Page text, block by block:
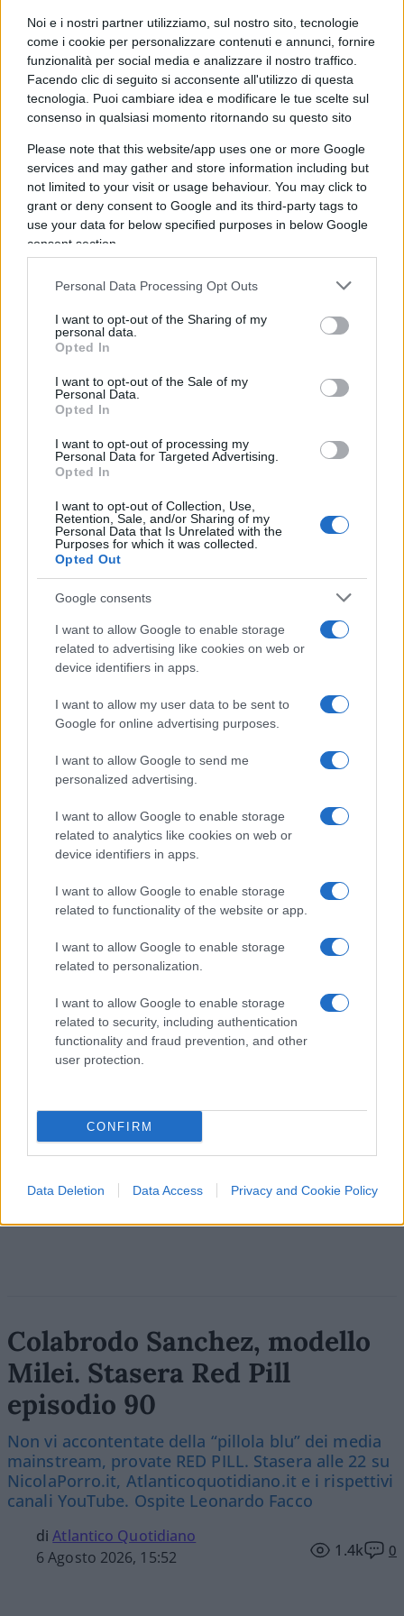
Noi e i nostri partner utilizziamo, sul nostro sito, tecnologie
come i cookie per personalizzare contenuti e annunci, fornire
funzionalità per social media e analizzare il nostro traffico.
Facendo clic di seguito si acconsente all'utilizzo di questa
tecnologia. Puoi cambiare idea e modificare le tue scelte sul
consenso in qualsiasi momento ritornando su questo sito
Please note that this website/app uses one or more Google
services and may gather and store information including but
not limited to your visit or usage behaviour. You may click to
grant or deny consent to Google and its third-party tags to
use your data for below specified purposes in below Google
consent section.
Personal Data Processing Opt Outs
I want to opt-out of the Sharing of my
personal data.
Opted In
I want to opt-out of the Sale of my
Personal Data.
Opted In
I want to opt-out of processing my
Personal Data for Targeted Advertising.
Opted In
I want to opt-out of Collection, Use,
Retention, Sale, and/or Sharing of my
Personal Data that Is Unrelated with the
Purposes for which it was collected.
Opted Out
Google consents
I want to allow Google to enable storage
related to advertising like cookies on web or
device identifiers in apps.
I want to allow my user data to be sent to
Google for online advertising purposes.
I want to allow Google to send me
personalized advertising.
I want to allow Google to enable storage
related to analytics like cookies on web or
device identifiers in apps.
I want to allow Google to enable storage
related to functionality of the website or app.
I want to allow Google to enable storage
related to personalization.
I want to allow Google to enable storage
related to security, including authentication
functionality and fraud prevention, and other
user protection.
CONFIRM
Data Deletion Data Access Privacy and Cookie Policy
così non fosse ricorderebbero (per citarne alcuni)
anche i colpi di stato comunisti in Russia nel 1917,
in Ungheria nel 1919, in Cecoslovacchia nel 1948,
a Cuba nel 1959, in Etiopia nel 1974, in Nicaragua
Venezuela nel 2002. Questo non avviene perché,
coerentemente con quanto professato da Marx e
Lenin, la violenza è giustificata se favorisce il
socialismo.
La verità storica su Allende
Quanto ad Allende, le agiografie non possono
cancellare la storia. Prese il potere nel 1970 in
maniera democratica, vincendo le elezioni con
bande armate e le epurazioni, le sue politiche
fecerocollassare l’economia cilena
gente scese in piazza per protestare, lui reagì
accentrando sempre di più i suoi poteri fino a
quando il Parlamento cileno non lo accusò di aver
violato la Costituzionee tentato di trasformare il
Paese in una nuova Cuba.
Il “comunismo democratico” non è fallito a causa
di Pinochet o degli americani, ma per il semplice
fatto che i principi del comunismonon sono
compatibilicon quelli delle democrazie
Naturalmente questo non giustificaAugusto
Pinochete la sua dittatura militare, ma
certamente le lezioni di democrazia al generale
non possono arrivare da chi avrebbe voluto che le
consideraFidel Castro(rimasto al potere fino al
2011, a differenza di Pinochet che vi rimase fino al
1990) un liberatore e Cuba (che a differenza del
Cile è ancora una dittatura) un modello.
#SALVADOR ALLENDE
#STATI UNITI
Colabrodo Sanchez, modello
Milei. Stasera Red Pill
episodio 90
Non vi accontentate della “pillola blu” dei media
mainstream, provate RED PILL. Stasera alle 22 su
NicolaPorro.it, Atlanticoquotidiano.it e i rispettivi
canali YouTube. Ospite Leonardo Facco
diAtlantico Quotidiano
6 Agosto 2026, 15:52
1.4k 0